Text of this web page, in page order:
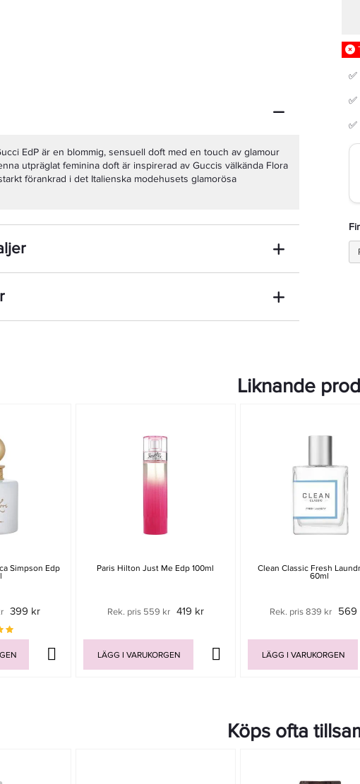
Olaplex Hair Perfector
305,15 kr
EdP är en blommig, sensuell doft med en touch av glamour
utpräglat feminina doft är inspirerad av Guccis välkända Flora
förankrad i det Italienska modehusets glamorösa
Liknande
Simpson Edp
399 kr
Paris Hilton Just Me Edp 100ml
Rek. pris 559 kr 419 kr
LÄGG I VARUKORGEN
Clean Classic Fresh
60ml
Rek. pris 839 kr 569
LÄGG I VARUKORGEN
Köps ofta